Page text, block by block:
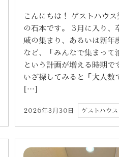
こんにちは！ ゲストハウス
の石本です。 3月に入り、
戚の集まり、あるいは新年
など、「みんなで集まって
という計画が増える時期で
いざ探してみると「大人数
[…]
2026年3月30日 ゲストハウス